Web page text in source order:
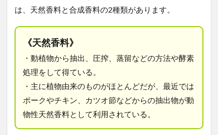
は、天然香料と合成香料の2種類があります。
《天然香料》
・動植物から抽出、圧搾、蒸留などの方法や酵素
処理をして得ている。
・主に植物由来のものがほとんどだが、最近では
ポークやチキン、カツオ節などからの抽出物が動
物性天然香料として利用されている。